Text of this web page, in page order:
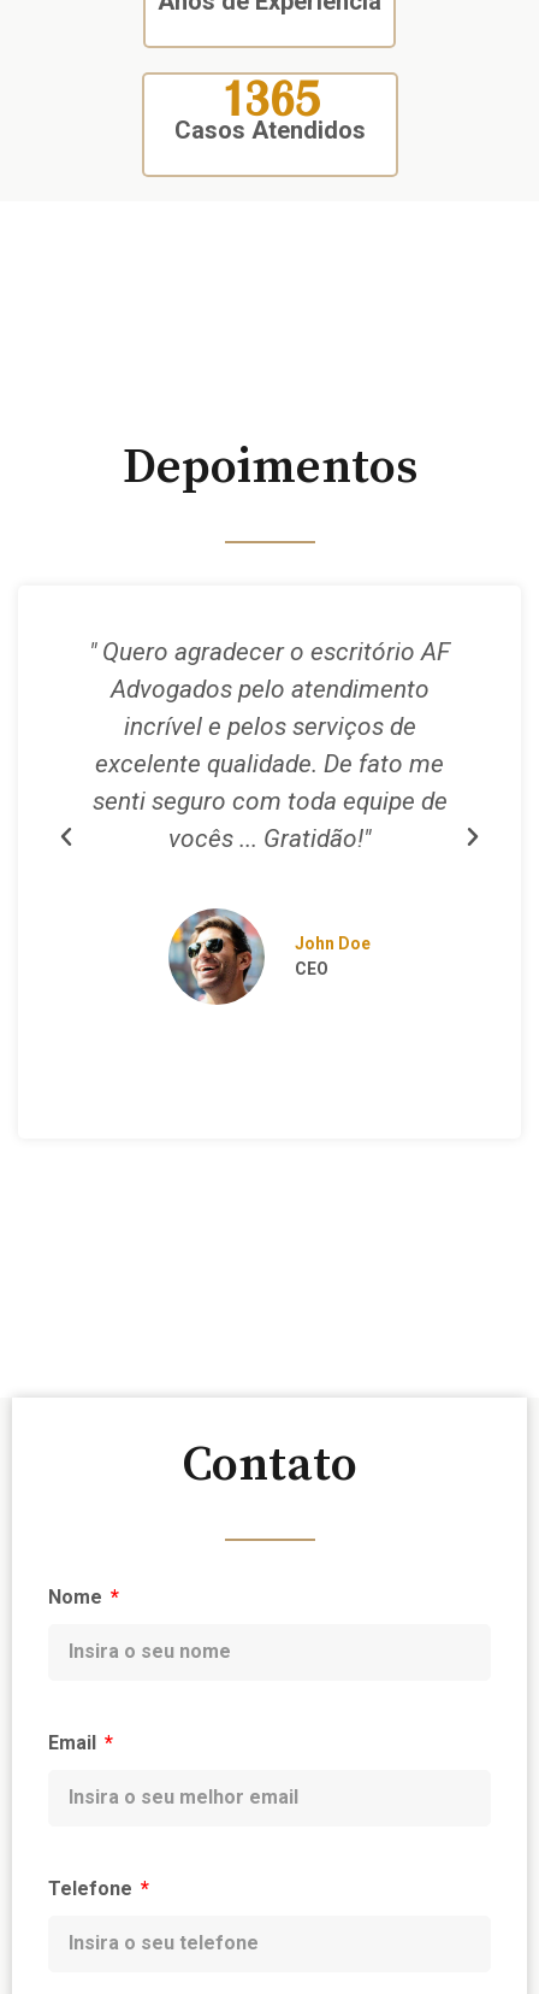
1365
Casos Atendidos
Depoimentos
" Quero agradecer o escritório AF
Advogados pelo atendimento
incrível e pelos serviços de
excelente qualidade. De fato me
senti seguro com toda equipe de
vocês ... Gratidão!"
John Doe
CEO
P
N
Contato
Nome
Email
Telefone